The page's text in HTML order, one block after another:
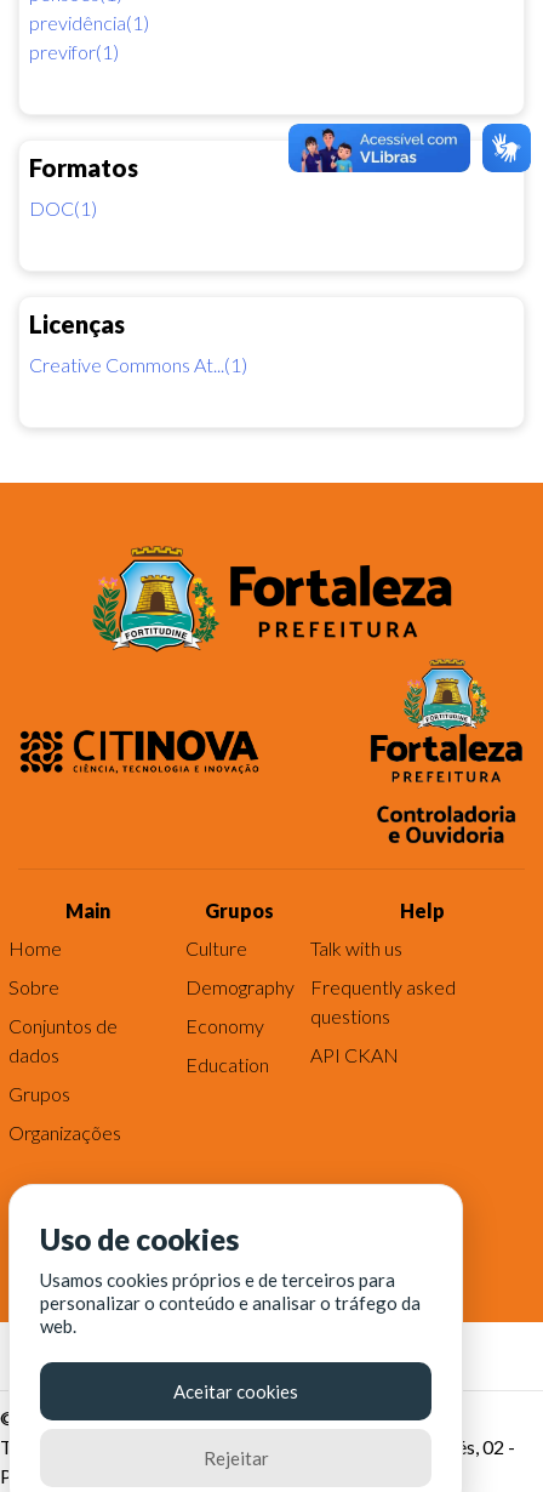
previdência(1)
previfor(1)
Formatos
DOC(1)
Licenças
Creative Commons At...(1)
Main
Home
Sobre
Conjuntos de
dados
Grupos
Organizações
Grupos
Culture
Demography
Economy
Education
Help
Talk with us
Frequently asked
questions
API CKAN
© Fortaleza Digital || CITINOVA - Fundação de Ciência,
Tecnologia e Inovação de Fortaleza - Rua dos Tremembés, 02 -
Praia de Iracema - Fortaleza-CE
Uso de cookies
Usamos cookies próprios e de terceiros para
personalizar o conteúdo e analisar o tráfego da
web.
Aceitar cookies
Rejeitar